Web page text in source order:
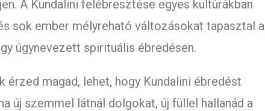
A Kundalini felébresztése egyes kultúrákban
sok ember mélyreható változásokat tapasztal a
úgynevezett spirituális ébredésen.
érzed magad, lehet, hogy Kundalini ébredést
új szemmel látnál dolgokat, új füllel hallanád a